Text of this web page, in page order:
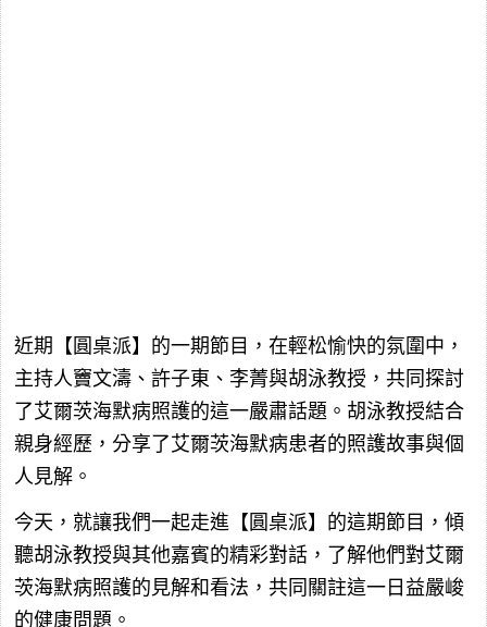
近期【圓桌派】的一期節目，在輕松愉快的氛圍中，
主持人竇文濤、許子東、李菁與胡泳教授，共同探討
了艾爾茨海默病照護的這一嚴肅話題。胡泳教授結合
親身經歷，分享了艾爾茨海默病患者的照護故事與個
人見解。
今天，就讓我們一起走進【圓桌派】的這期節目，傾
聽胡泳教授與其他嘉賓的精彩對話，了解他們對艾爾
茨海默病照護的見解和看法，共同關註這一日益嚴峻
的健康問題。